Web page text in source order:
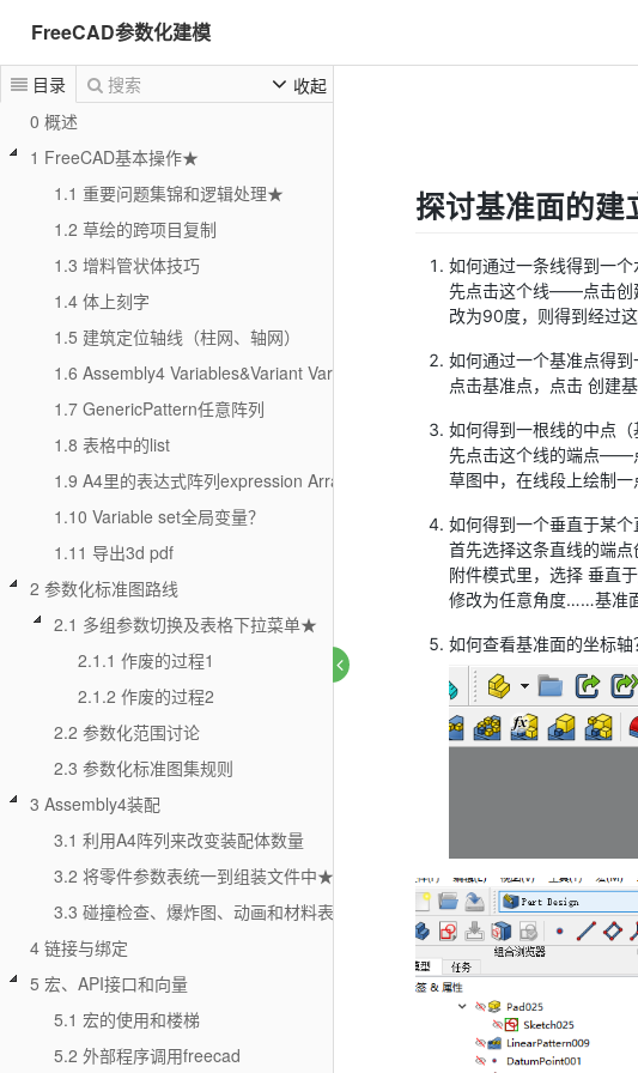
FreeCAD参数化建模
目录 搜索
收起
0 概述
1 FreeCAD基本操作★
1.1 重要问题集锦和逻辑处理★
1.2 草绘的跨项目复制
1.3 增料管状体技巧
1.4 体上刻字
1.5 建筑定位轴线（柱网、轴网）
1.6 Assembly4 Variables&Variant Variables
1.7 GenericPattern任意阵列
1.8 表格中的list
1.9 A4里的表达式阵列expression Array
1.10 Variable set全局变量？
1.11 导出3d pdf
2 参数化标准图路线
2.1 多组参数切换及表格下拉菜单★
2.1.1 作废的过程1
2.1.2 作废的过程2
2.2 参数化范围讨论
2.3 参数化标准图集规则
3 Assembly4装配
3.1 利用A4阵列来改变装配体数量
3.2 将零件参数表统一到组装文件中★
3.3 碰撞检查、爆炸图、动画和材料表
4 链接与绑定
5 宏、API接口和向量
5.1 宏的使用和楼梯
5.2 外部程序调用freecad
探讨基准面的建
如何通过一条线得到一个
先点击这个线——点击创
改为90度，则得到经过
如何通过一个基准点得到
点击基准点，点击 创建
如何得到一根线的中点（
先点击这个线的端点——
草图中，在线段上绘制
如何得到一个垂直于某
首先选择这条直线的端
附件模式里，选择 垂直
修改为任意角度……基准
如何查看基准面的坐标轴